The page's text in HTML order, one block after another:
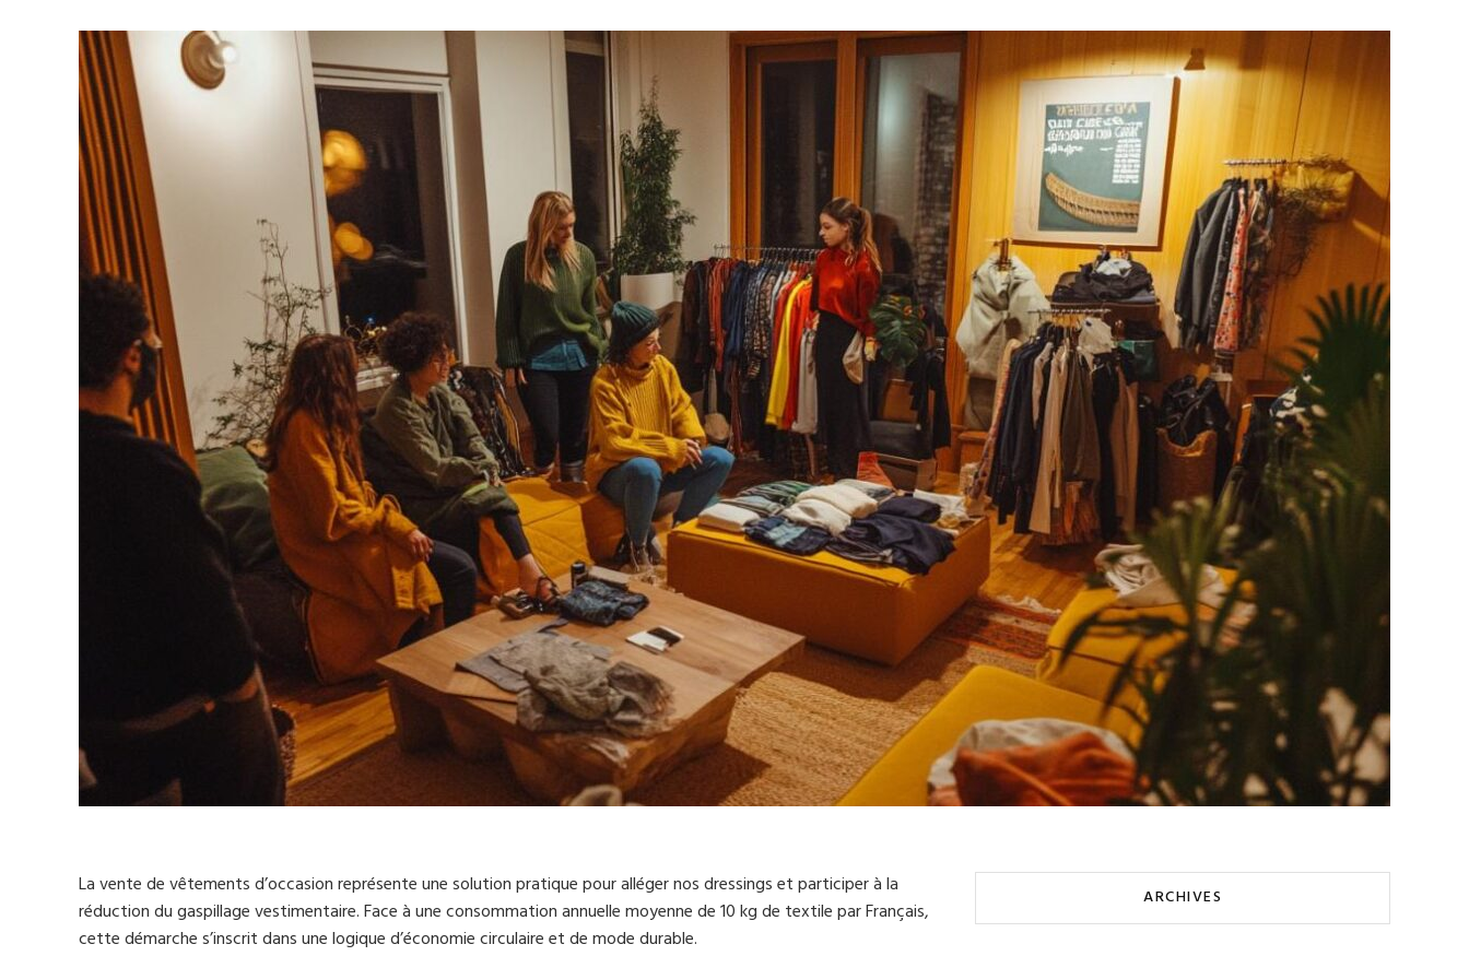
La vente de vêtements d’occasion représente une solution pratique pour alléger nos dressings et participer à la
réduction du gaspillage vestimentaire. Face à une consommation annuelle moyenne de 10 kg de textile par Français,
cette démarche s’inscrit dans une logique d’économie circulaire et de mode durable.
ARCHIVES